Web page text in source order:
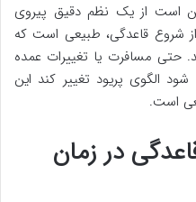
است از یک نظم دقیق پیروی
شروع قاعدگی، طبیعی است که
حتی مسافرت یا تغییرات عمده
شود الگوی پریود تغییر کند این
است.
در زمان